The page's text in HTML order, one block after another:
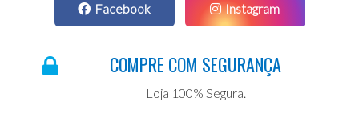
Facebook Instagram
COMPRE COM SEGURANÇA
Loja 100% Segura.